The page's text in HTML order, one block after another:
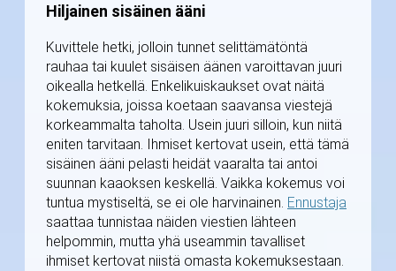
Hiljainen sisäinen ääni
Kuvittele hetki, jolloin tunnet selittämätöntä
rauhaa tai kuulet sisäisen äänen varoittavan juuri
oikealla hetkellä. Enkelikuiskaukset ovat näitä
kokemuksia, joissa koetaan saavansa viestejä
korkeammalta taholta. Usein juuri silloin, kun niitä
eniten tarvitaan. Ihmiset kertovat usein, että tämä
sisäinen ääni pelasti heidät vaaralta tai antoi
suunnan kaaoksen keskellä. Vaikka kokemus voi
tuntua mystiseltä, se ei ole harvinainen. Ennustaja
saattaa tunnistaa näiden viestien lähteen
helpommin, mutta yhä useammin tavalliset
ihmiset kertovat niistä omasta kokemuksestaan.